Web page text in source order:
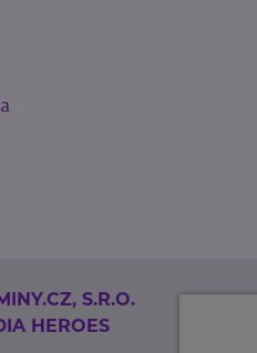
S.R.O.
HEROES